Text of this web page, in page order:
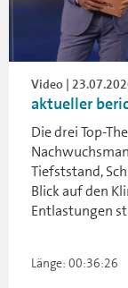
Video |
aktueller
Die drei Top-
Tiefststand,
Blick auf den
Entlastungen
Länge: 00:36:26